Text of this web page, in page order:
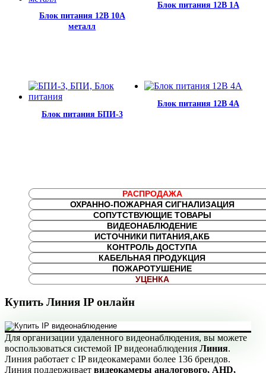
Блок питания 12В 10А
металл
Блок питания 12В 1А
Блок питания БПИ-3
Блок питания 12В 4А
РАСПРОДАЖА
ОХРАННО-ПОЖАРНАЯ СИГНАЛИЗАЦИЯ
СОПУТСТВУЮЩИЕ ТОВАРЫ
ВИДЕОНАБЛЮДЕНИЕ
ИСТОЧНИКИ ПИТАНИЯ,АКБ
КОНТРОЛЬ ДОСТУПА
КАБЕЛЬНАЯ ПРОДУКЦИЯ
ПОЖАРОТУШЕНИЕ
УЦЕНКА
Купить Линия IP онлайн
Для организации удаленного видеонаблюдения, вы можете
воспользоваться системой IP видеонаблюдения Линия.
Линия работает с IP видеокамерами более 136 брендов.
Линия поддерживает видеокамеры аналогового, AHD,